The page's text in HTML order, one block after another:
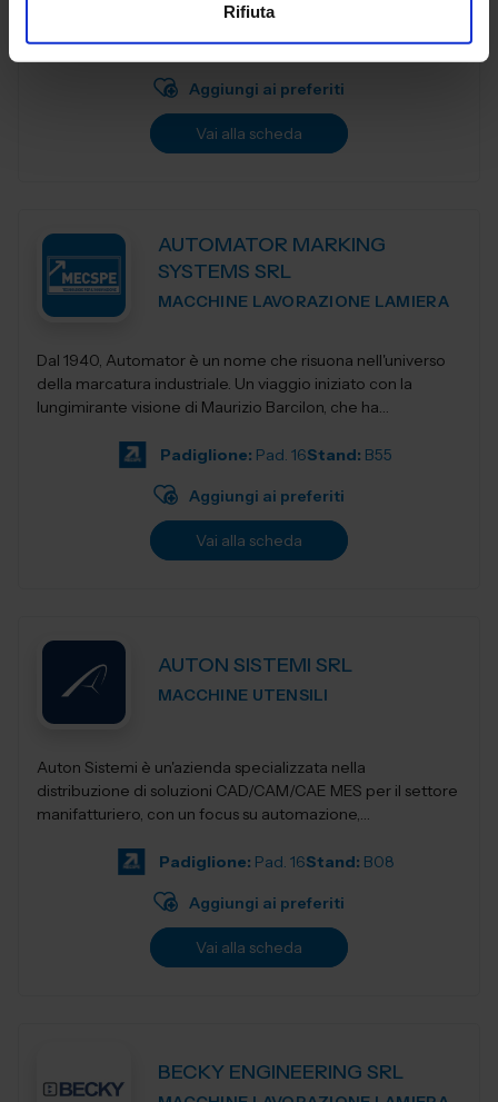
Rifiuta
Padiglione:Pad. 16Stand:A20
Aggiungi ai preferiti
Vai alla scheda
AUTOMATOR MARKING
SYSTEMS SRL
MACCHINE LAVORAZIONE LAMIERA
Dal 1940, Automator è un nome che risuona nell'universo
della marcatura industriale. Un viaggio iniziato con la
lungimirante visione di Maurizio Barcilon, che ha
Padiglione: Pad. 16Stand: B55
Aggiungi ai preferiti
Vai alla scheda
AUTON SISTEMI SRL
MACCHINE UTENSILI
Auton Sistemi è un'azienda specializzata nella
distribuzione di soluzioni CAD/CAM/CAE MES per il settore
manifatturiero, con un focus su automazione,
Padiglione: Pad. 16Stand: B08
Aggiungi ai preferiti
Vai alla scheda
BECKY ENGINEERING SRL